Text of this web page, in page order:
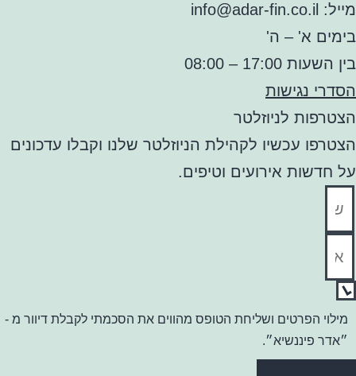
מייל: info@adar-fin.co.il
בימים א' – ה'
בין השעות 17:00 – 08:00
הסדרי נגישות
הצטרפות לניוזלטר
הצטרפו עכשיו לקהילת הניוזלטר שלנו וקבלו עדכונים
על חדשות אירועים וטיפים.
מילוי הפרטים ושליחת הטופס מהווים את הסכמתי לקבלת דיוור מ -
״אדר פיננשיא״.